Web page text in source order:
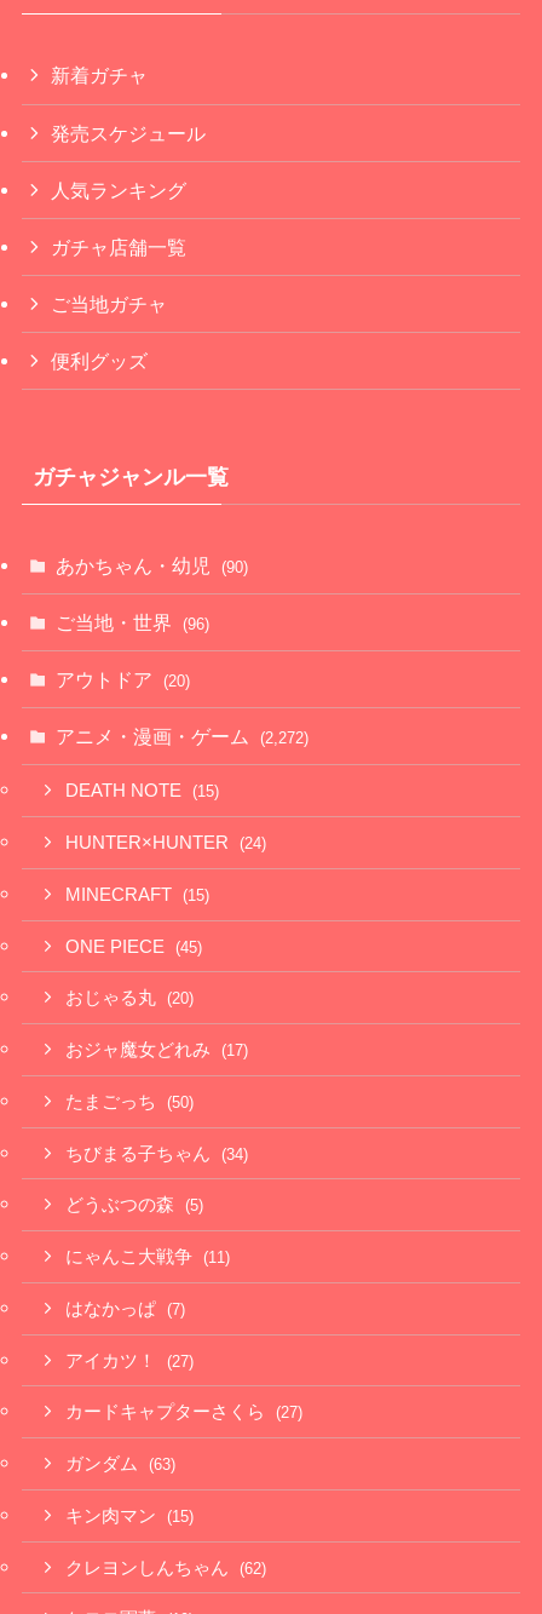
新着ガチャ
発売スケジュール
人気ランキング
ガチャ店舗一覧
ご当地ガチャ
便利グッズ
ガチャジャンル一覧
あかちゃん・幼児 (90)
ご当地・世界 (96)
アウトドア (20)
アニメ・漫画・ゲーム (2,272)
DEATH NOTE (15)
HUNTER×HUNTER (24)
MINECRAFT (15)
ONE PIECE (45)
おじゃる丸 (20)
おジャ魔女どれみ (17)
たまごっち (50)
ちびまる子ちゃん (34)
どうぶつの森 (5)
にゃんこ大戦争 (11)
はなかっぱ (7)
アイカツ！ (27)
カードキャプターさくら (27)
ガンダム (63)
キン肉マン (15)
クレヨンしんちゃん (62)